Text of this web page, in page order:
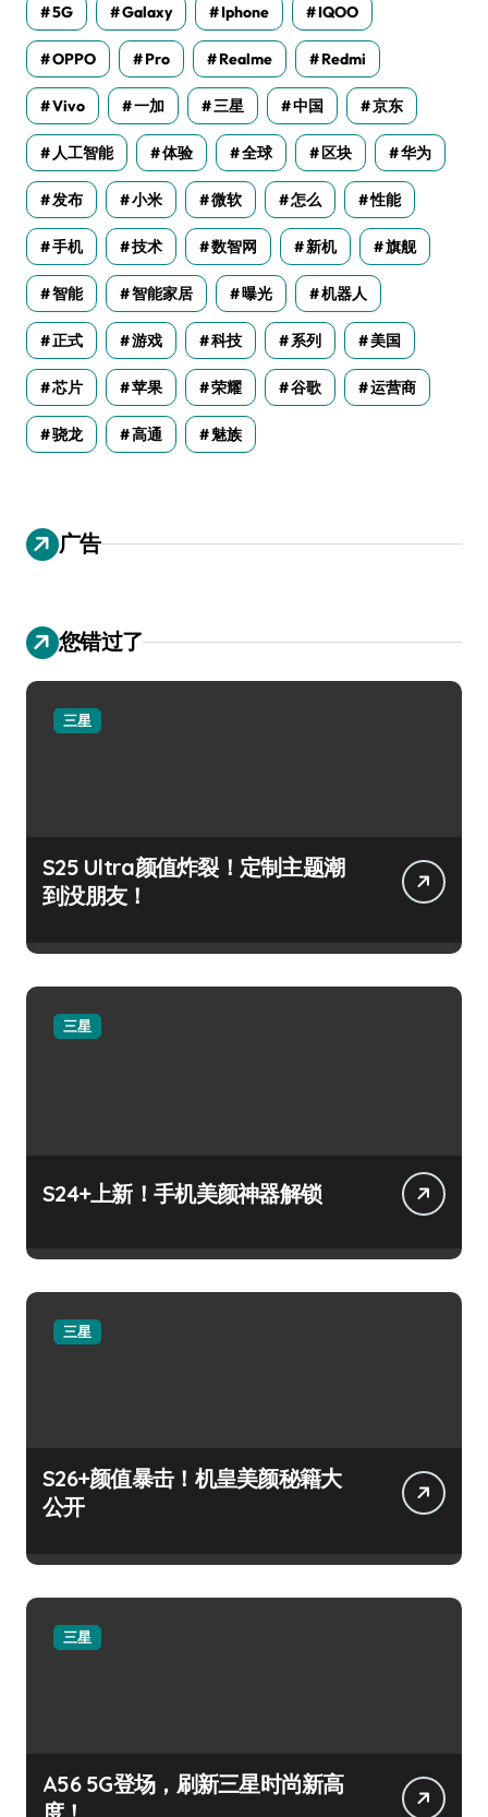
5G Galaxy Iphone IQOO
OPPO Pro Realme Redmi
Vivo 一加 三星 中国 京东
人工智能 体验 全球 区块 华为
发布 小米 微软 怎么 性能
手机 技术 数智网 新机 旗舰
智能 智能家居 曝光 机器人
正式 游戏 科技 系列 美国
芯片 苹果 荣耀 谷歌 运营商
骁龙 高通 魅族
广告
您错过了
三星
S25 Ultra颜值炸裂！定制主题潮
到没朋友！
三星
S24+上新！手机美颜神器解锁
三星
S26+颜值暴击！机皇美颜秘籍大
公开
三星
A56 5G登场，刷新三星时尚新高